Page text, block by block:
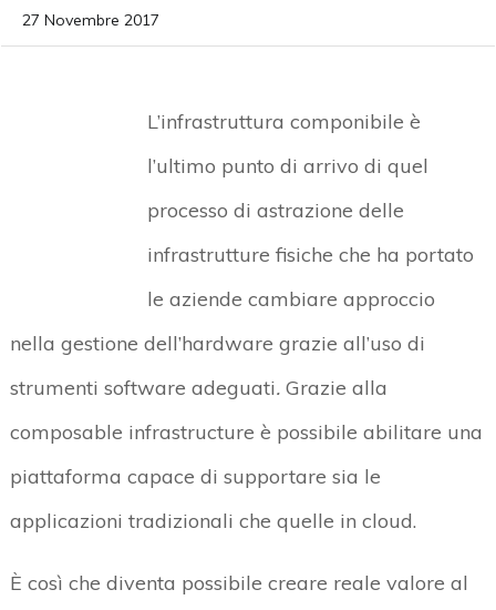
27 Novembre 2017
L’infrastruttura componibile è
l’ultimo punto di arrivo di quel
processo di astrazione delle
infrastrutture fisiche che ha portato
le aziende cambiare approccio
nella gestione dell’hardware grazie all’uso di
strumenti software adeguati. Grazie alla
composable infrastructure è possibile abilitare una
piattaforma capace di supportare sia le
applicazioni tradizionali che quelle in cloud.
È così che diventa possibile creare reale valore al